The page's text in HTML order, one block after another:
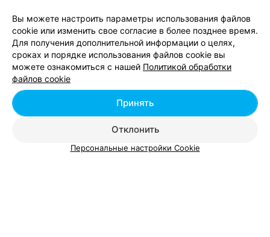
Добавить компанию
Добавить специалиста
Вы можете настроить параметры использования файлов
cookie или изменить свое согласие в более позднее время.
Для получения дополнительной информации о целях,
сроках и порядке использования файлов cookie вы
можете ознакомиться с нашей Политикой обработки
файлов cookie
Отклонить
Принять
Персональные настройки Cookie